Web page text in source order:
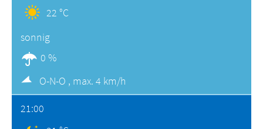
22 °C
sonnig
0 %
O-N-O , max. 4 km/h
21:00